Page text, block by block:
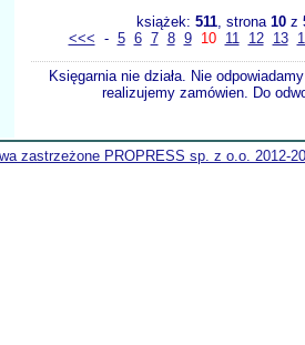
książek: 511, strona 10z
<<< - 5 6 7 8 9 10 11 12 13
Księgarnia nie działa. Nie
realizujemy zamówien. Do
zastrzeżone PROPRESS sp. z o.o. 2012-